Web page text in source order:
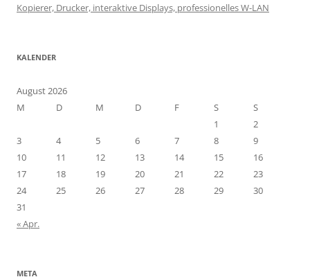
Kopierer, Drucker, interaktive Displays, professionelles W-LAN
KALENDER
August 2026
M
D M D F S
S
1
2
3
4 5 6 7 8
9
10
11 12 13 14 15
16
17
18 19 20 21 22
23
24
25 26 27 28 29
30
31
« Apr.
META